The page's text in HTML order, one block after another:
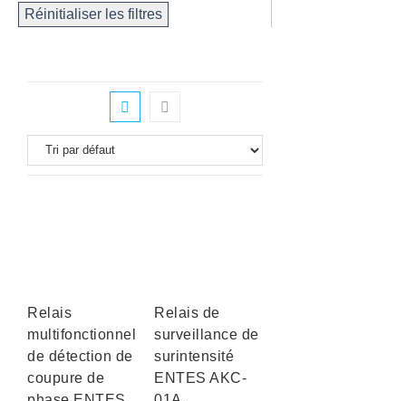
Réinitialiser les filtres
Relais
multifonctionnel
de détection de
coupure de
Relais de
surveillance de
surintensité
ENTES AKC-